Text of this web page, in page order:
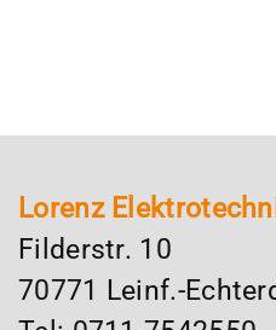
Lorenz
Filderstr. 10
70771 Leinf.-